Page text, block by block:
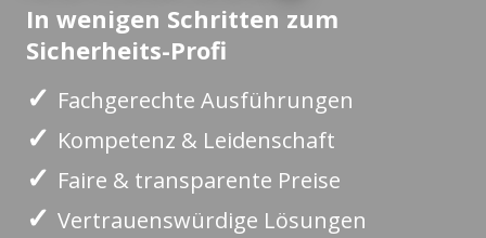
In wenigen Schritten zum
Sicherheits-Profi
✓ Fachgerechte Ausführungen
✓ Kompetenz & Leidenschaft
✓ Faire & transparente Preise
✓ Vertrauenswürdige Lösungen